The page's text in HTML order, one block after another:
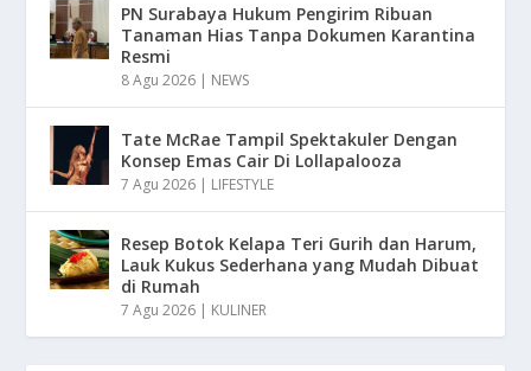
PN Surabaya Hukum Pengirim Ribuan
Tanaman Hias Tanpa Dokumen Karantina
Resmi
8 Agu 2026 | NEWS
Tate McRae Tampil Spektakuler Dengan
Konsep Emas Cair Di Lollapalooza
7 Agu 2026 | LIFESTYLE
Resep Botok Kelapa Teri Gurih dan Harum,
Lauk Kukus Sederhana yang Mudah Dibuat
di Rumah
7 Agu 2026 | KULINER